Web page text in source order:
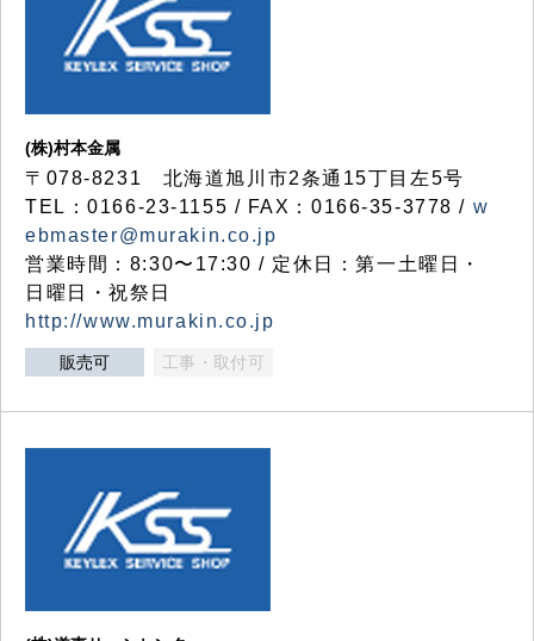
(株)村本金属
〒078-8231 北海道旭川市2条通15丁目左5号
TEL：0166-23-1155 / FAX：0166-35-3778 / w
ebmaster@murakin.co.jp
営業時間：8:30〜17:30 / 定休日：第一土曜日・
日曜日・祝祭日
http://www.murakin.co.jp
販売可 工事・取付可